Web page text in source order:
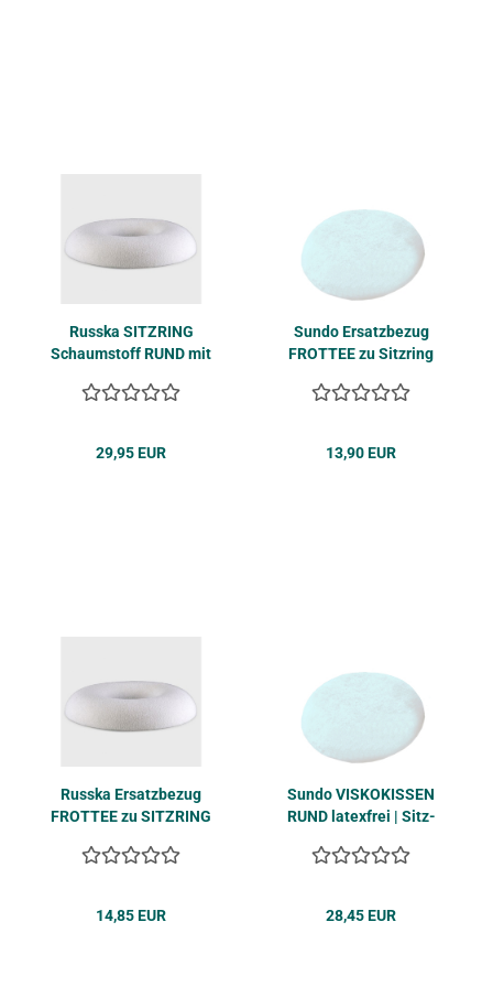
Russ­ka SITZ­RING
Schaum­stoff RUND mit
29,95 EUR
Sundo Er­satz­be­zug
FROT­TEE zu Sitz­ring
13,90 EUR
Russ­ka Er­satz­be­zug
FROT­TEE zu SITZ­RING
14,85 EUR
Sundo VIS­KO­KIS­SEN
RUND la­tex­frei | Sitz­
28,45 EUR